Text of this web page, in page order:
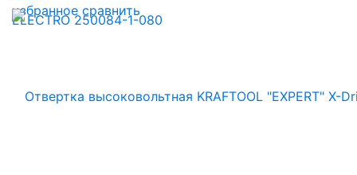
избранное сравнить